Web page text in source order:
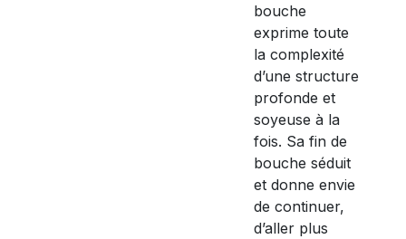
bouche
exprime toute
la complexité
d’une structure
profonde et
soyeuse à la
fois. Sa fin de
bouche séduit
et donne envie
de continuer,
d’aller plus